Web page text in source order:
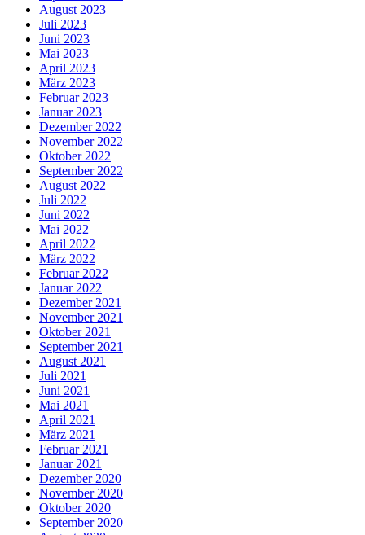
August 2023
Juli 2023
Juni 2023
Mai 2023
April 2023
März 2023
Februar 2023
Januar 2023
Dezember 2022
November 2022
Oktober 2022
September 2022
August 2022
Juli 2022
Juni 2022
Mai 2022
April 2022
März 2022
Februar 2022
Januar 2022
Dezember 2021
November 2021
Oktober 2021
September 2021
August 2021
Juli 2021
Juni 2021
Mai 2021
April 2021
März 2021
Februar 2021
Januar 2021
Dezember 2020
November 2020
Oktober 2020
September 2020